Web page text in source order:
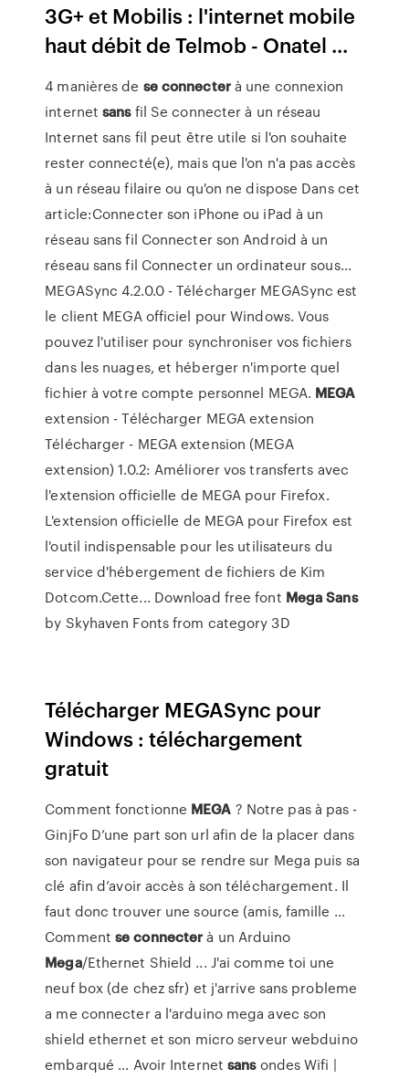
3G+ et Mobilis : l'internet mobile
haut débit de Telmob - Onatel ...
4 manières de seconnecterà une connexion
internetsansfil Se connecter à un réseau
Internet sans fil peut être utile si l'on souhaite
rester connecté(e), mais que l'on n'a pas accès
à un réseau filaire ou qu'on ne dispose Dans cet
article:Connecter son iPhone ou iPad à un
réseau sans fil Connecter son Android à un
réseau sans fil Connecter un ordinateur sous...
MEGASync 4.2.0.0 - Télécharger MEGASync est
le client MEGA officiel pour Windows. Vous
pouvez l'utiliser pour synchroniser vos fichiers
dans les nuages, et héberger n'importe quel
fichier à votre compte personnel MEGA. MEGA
extension - Télécharger MEGA extension
Télécharger - MEGA extension (MEGA
extension) 1.0.2: Améliorer vos transferts avec
l'extension officielle de MEGA pour Firefox.
L'extension officielle de MEGA pour Firefox est
l'outil indispensable pour les utilisateurs du
service d'hébergement de fichiers de Kim
Dotcom.Cette... Download free font Mega Sans
by Skyhaven Fonts from category 3D
Télécharger MEGASync pour
Windows : téléchargement
gratuit
Comment fonctionne MEGA ? Notre pas à pas -
GinjFo D’une part son url afin de la placer dans
son navigateur pour se rendre sur Mega puis sa
clé afin d’avoir accès à son téléchargement. Il
faut donc trouver une source (amis, famille ...
Commentse connecterà un Arduino
Mega/Ethernet Shield ... J'ai comme toi une
neuf box (de chez sfr) et j'arrive sans probleme
a me connecter a l'arduino mega avec son
shield ethernet et son micro serveur webduino
embarqué ... Avoir Internetsansondes Wifi |